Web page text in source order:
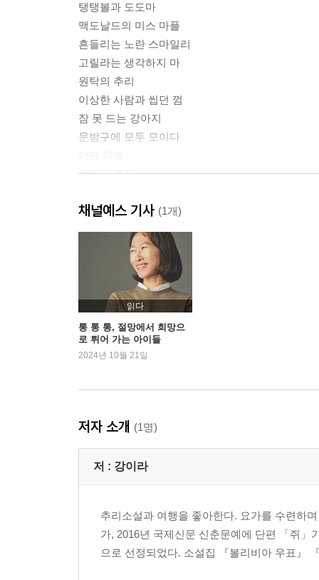
탱탱볼과 도도마
맥도날드의 미스 마플
흔들리는 노란 스마일리
고릴라는 생각하지 마
원탁의 추리
이상한 사람과 씹던 껌
잠 못 드는 강아지
문방구에 모두 모이다
범인의 흔적
놓을 수 없기에
거꾸로 선 나무
두 개의 이름
쌍둥이의 방
엄마의 비밀 메시지
나는 나
언젠가 다시
제자리멀리뛰기
여름방학
작가 노트
추리소설 더 읽기
채널예스 기사 (1개)
읽다
통 통 통, 절망에서 희망으
로 튀어 가는 아이들
2024년 10월 21일
저자 소개 (1명)
저 : 강이라
추리소설과 여행을 좋아한다. 요가를 수련하
가, 2016년 국제신문 신춘문예에 단편 「쥐
으로 선정되었다. 소설집 『볼리비아 우표』